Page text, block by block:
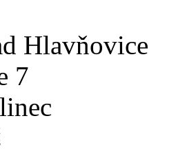
Hlavňovice
7